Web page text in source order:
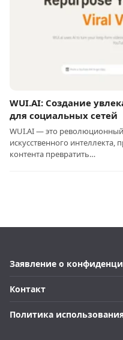
WUI.AI: Создание
для социальных сетей
WUI.AI — это
искусственного
контента превратить…
Заявление о
Контакт
Политика